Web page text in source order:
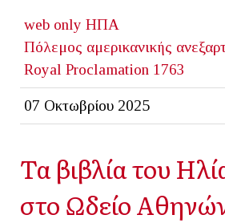
web only ΗΠΑ
Πόλεμος αμερικανικής
Royal Proclamation 1763
07 Οκτωβρίου 2025
Τα βιβλία του
στο Ωδείο